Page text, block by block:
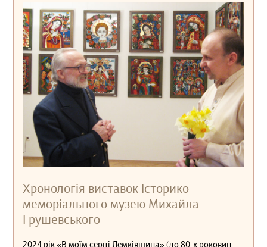
Хронологія виставок Історико-
меморіального музею Михайла
Грушевського
2024 рік «В моїм серці Лемківщина» (до 80-х роковин